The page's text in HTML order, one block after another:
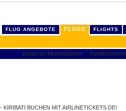
FLUG ANGEBOTE FLÜGE FLIGHTS
BUCHEN MIT AIRLINETICKETS.DE!